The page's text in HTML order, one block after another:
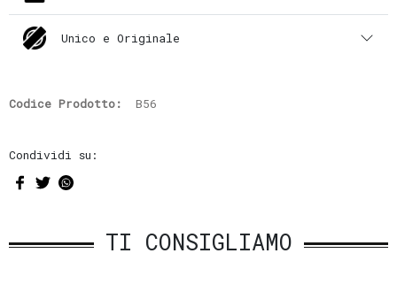
Unico e Originale
Codice Prodotto: B56
Condividi su:
TI CONSIGLIAMO